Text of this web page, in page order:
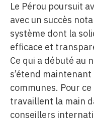
Le Pérou poursuit
avec un succès
système dont la
efficace et
Ce qui a débuté au
s’étend
communes. Pour
travaillent la main
conseillers